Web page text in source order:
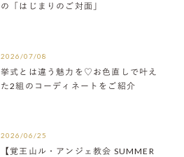
の「はじまりのご対面」
2026/07/08
挙式とは違う魅力を♡お色直しで叶え
た2組のコーディネートをご紹介
2026/06/25
【覚王山ル・アンジェ教会 SUMMER